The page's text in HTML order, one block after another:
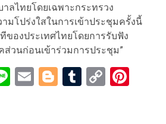
าลไทยโดยเฉพาะกระทรวง
มโปร่งใสในการเข้าประชุมครั้งนี้
องประเทศไทยโดยการรับฟัง
วนก่อนเข้าร่วมการประชุม”
LineEmailBlogger
Tumblr
Copy